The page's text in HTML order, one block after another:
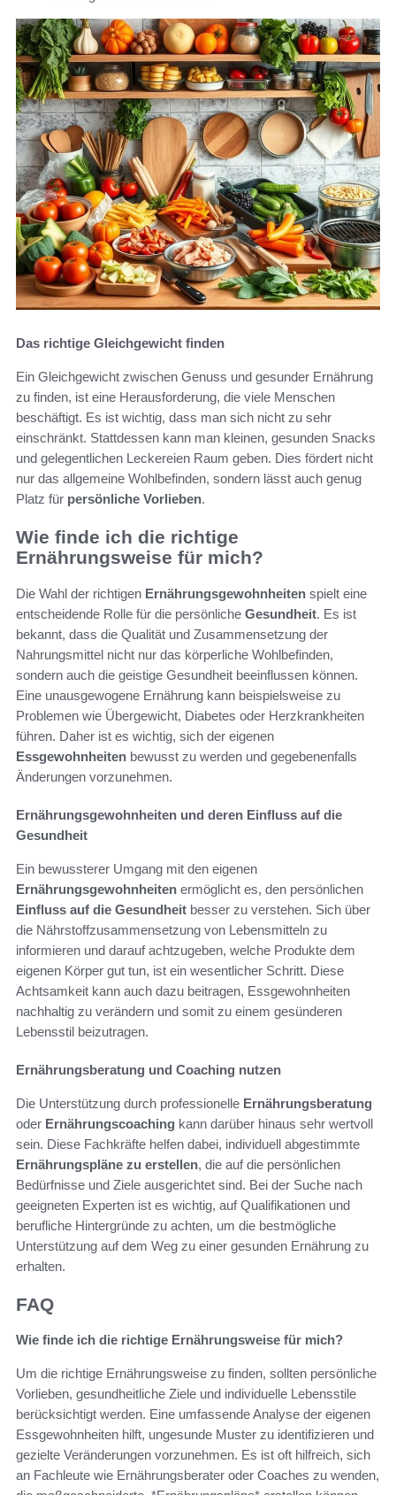
Das richtige Gleichgewicht finden
Ein Gleichgewicht zwischen Genuss und gesunder Ernährung
zu finden, ist eine Herausforderung, die viele Menschen
beschäftigt. Es ist wichtig, dass man sich nicht zu sehr
einschränkt. Stattdessen kann man kleinen, gesunden Snacks
und gelegentlichen Leckereien Raum geben. Dies fördert nicht
nur das allgemeine Wohlbefinden, sondern lässt auch genug
Platz für persönliche Vorlieben.
Wie finde ich die richtige
Ernährungsweise für mich?
Die Wahl der richtigen Ernährungsgewohnheiten spielt eine
entscheidende Rolle für die persönliche Gesundheit. Es ist
bekannt, dass die Qualität und Zusammensetzung der
Nahrungsmittel nicht nur das körperliche Wohlbefinden,
sondern auch die geistige Gesundheit beeinflussen können.
Eine unausgewogene Ernährung kann beispielsweise zu
Problemen wie Übergewicht, Diabetes oder Herzkrankheiten
führen. Daher ist es wichtig, sich der eigenen
Essgewohnheiten bewusst zu werden und gegebenenfalls
Änderungen vorzunehmen.
Ernährungsgewohnheiten und deren Einfluss auf die
Gesundheit
Ein bewussterer Umgang mit den eigenen
Ernährungsgewohnheiten ermöglicht es, den persönlichen
Einfluss auf die Gesundheit besser zu verstehen. Sich über
die Nährstoffzusammensetzung von Lebensmitteln zu
informieren und darauf achtzugeben, welche Produkte dem
eigenen Körper gut tun, ist ein wesentlicher Schritt. Diese
Achtsamkeit kann auch dazu beitragen, Essgewohnheiten
nachhaltig zu verändern und somit zu einem gesünderen
Lebensstil beizutragen.
Ernährungsberatung und Coaching nutzen
Die Unterstützung durch professionelle Ernährungsberatung
oder Ernährungscoaching kann darüber hinaus sehr wertvoll
sein. Diese Fachkräfte helfen dabei, individuell abgestimmte
Ernährungspläne zu erstellen, die auf die persönlichen
Bedürfnisse und Ziele ausgerichtet sind. Bei der Suche nach
geeigneten Experten ist es wichtig, auf Qualifikationen und
berufliche Hintergründe zu achten, um die bestmögliche
Unterstützung auf dem Weg zu einer gesunden Ernährung zu
erhalten.
FAQ
Wie finde ich die richtige Ernährungsweise für mich?
Um die richtige Ernährungsweise zu finden, sollten persönliche
Vorlieben, gesundheitliche Ziele und individuelle Lebensstile
berücksichtigt werden. Eine umfassende Analyse der eigenen
Essgewohnheiten hilft, ungesunde Muster zu identifizieren und
gezielte Veränderungen vorzunehmen. Es ist oft hilfreich, sich
an Fachleute wie Ernährungsberater oder Coaches zu wenden,